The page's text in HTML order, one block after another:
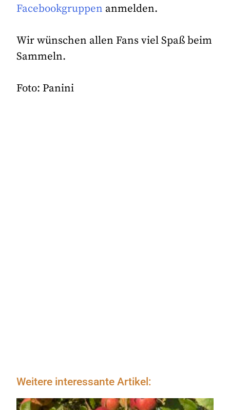
Facebookgruppen anmelden.
Wir wünschen allen Fans viel Spaß beim
Sammeln.
Foto: Panini
Weitere interessante Artikel: